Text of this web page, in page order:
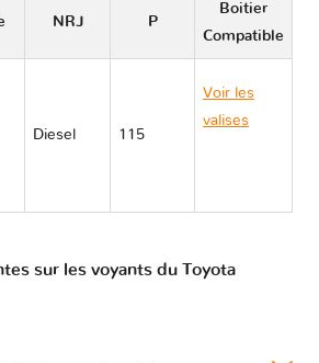
NRJ P
Boitier
Compatible
Diesel 115
Voir les
valises
sur les voyants du Toyota